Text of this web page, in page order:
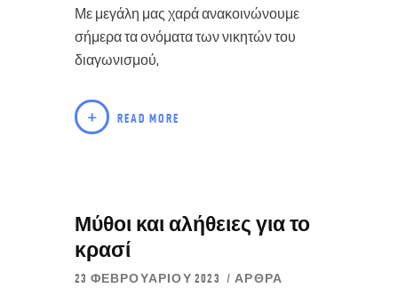
Με μεγάλη μας χαρά ανακοινώνουμε
σήμερα τα ονόματα των νικητών του
διαγωνισμού,
READ MORE
Μύθοι και αλήθειες για το
κρασί
23 ΦΕΒΡΟΥΑΡΊΟΥ 2023 ΆΡΘΡΑ